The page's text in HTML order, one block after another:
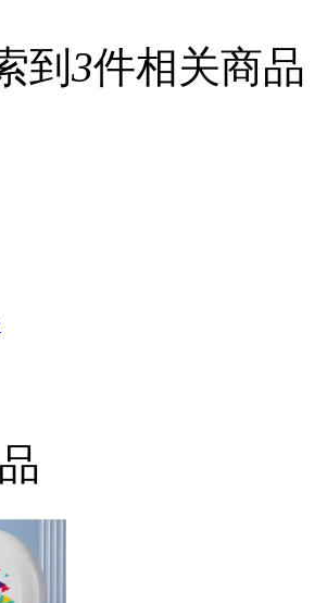
到 3件相关商品